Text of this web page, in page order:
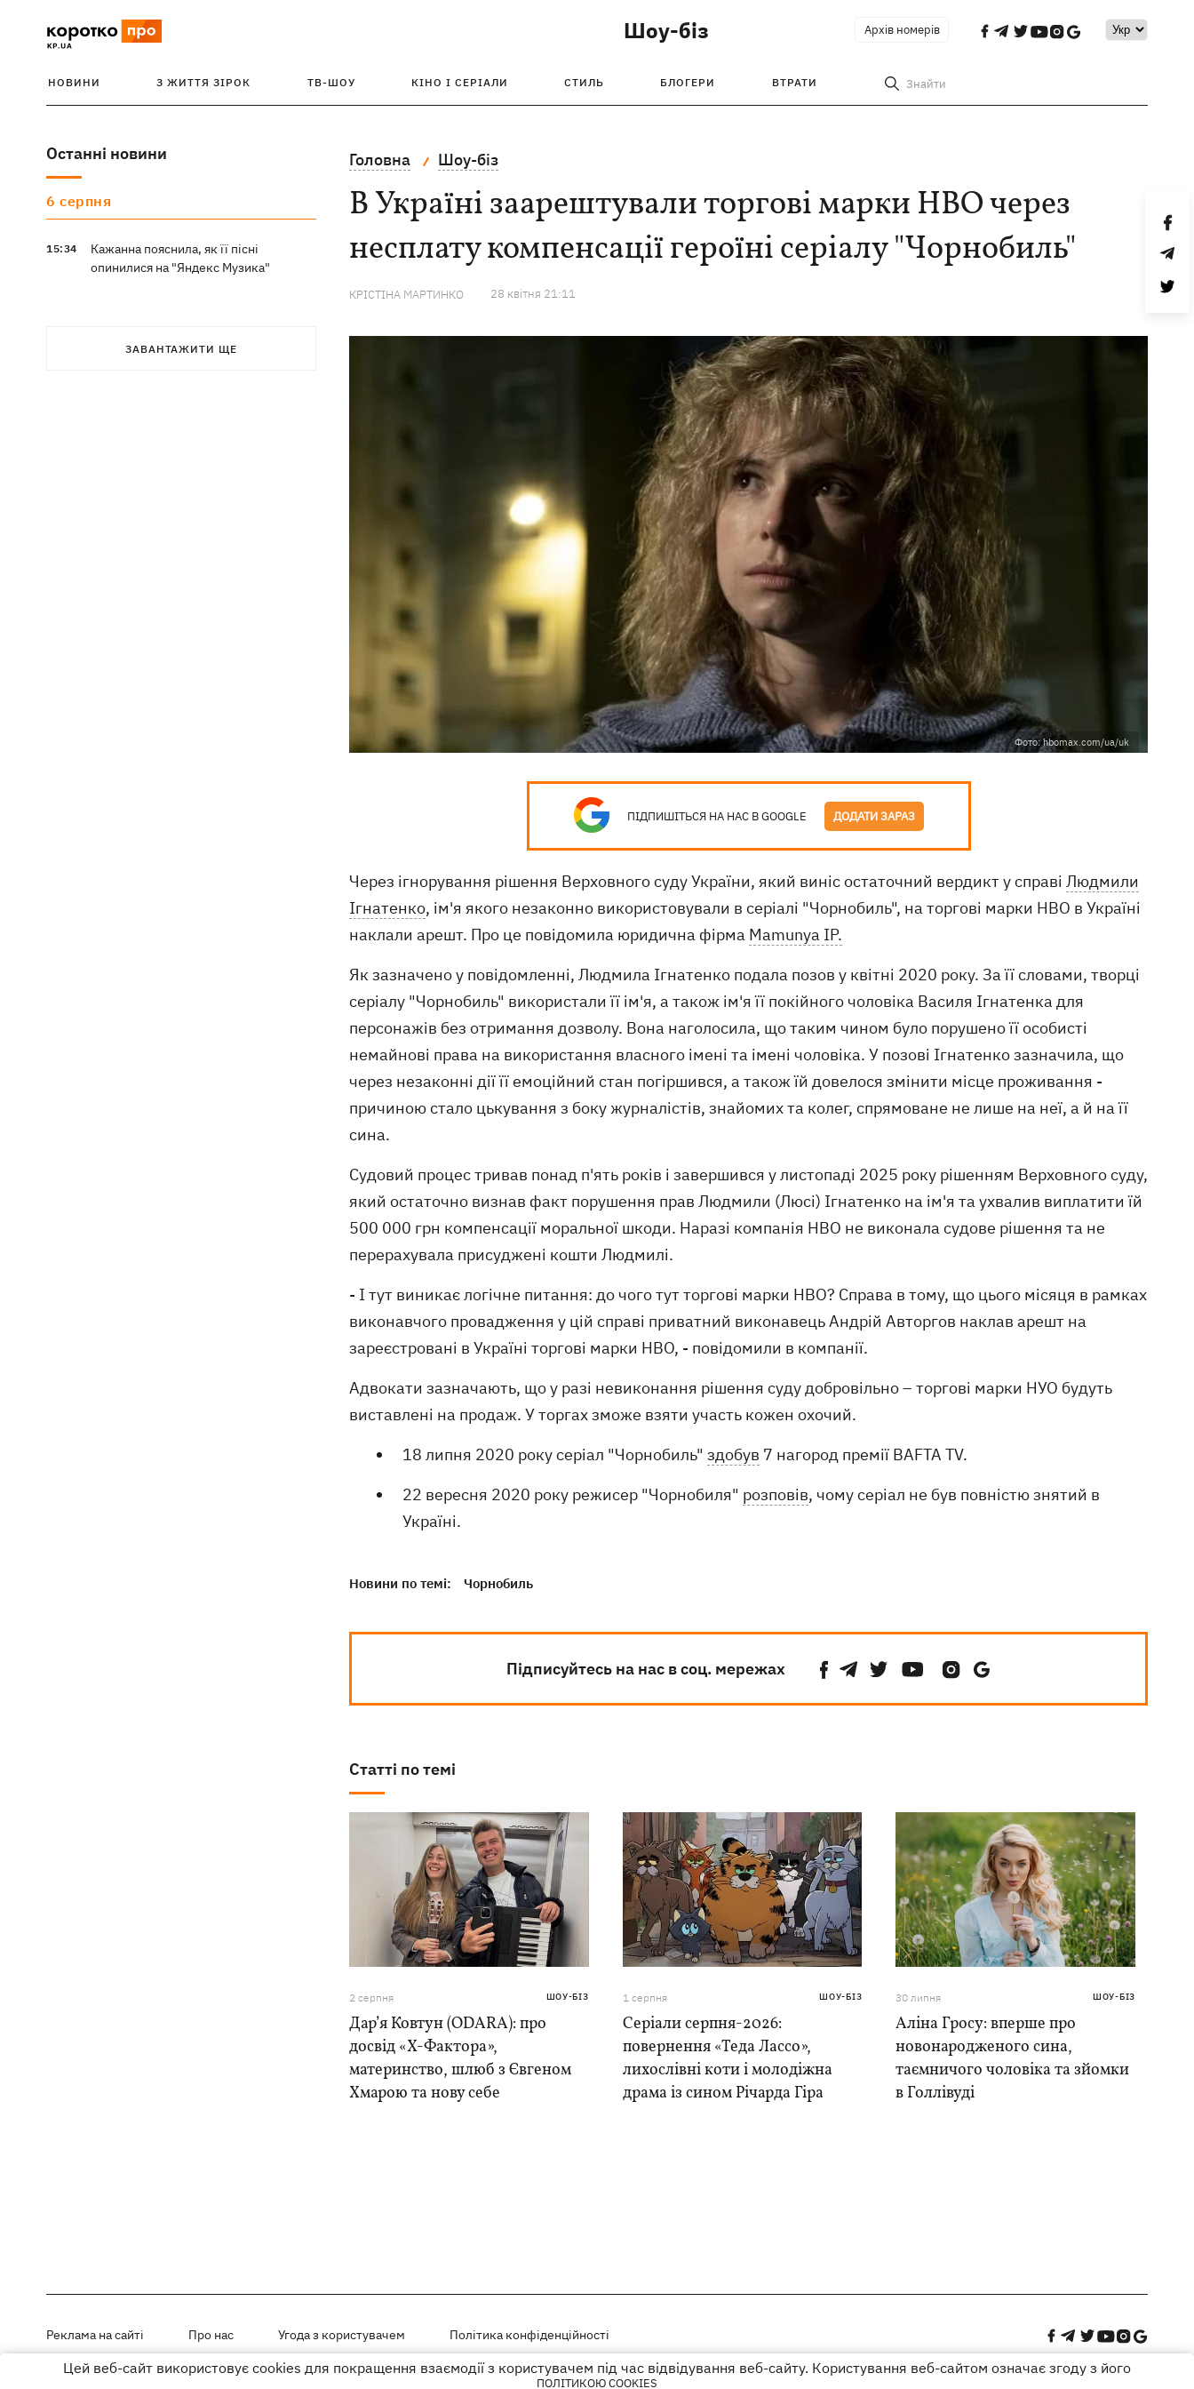
Шоу-біз Архів номерів
НОВИНИ З ЖИТТЯ ЗІРОК ТВ-ШОУ КІНО І СЕРІАЛИ СТИЛЬ БЛОГЕРИ ВТРАТИ Знайти
Останні новини
6 серпня
15:34
Кажанна пояснила, як її пісні
опинилися на "Яндекс Музика"
ЗАВАНТАЖИТИ ЩЕ
Головна Шоу-біз
В Україні заарештували торгові марки HBO через
несплату компенсації героїні серіалу "Чорнобиль"
КРІСТІНА МАРТИНКО 28 квiтня 21:11
Фото: hbomax.com/ua/uk
ПІДПИШІТЬСЯ НА НАС В GOOGLE ДОДАТИ ЗАРАЗ
Через ігнорування рішення Верховного суду України, який виніс остаточний вердикт у справі Людмили
Ігнатенко, ім'я якого незаконно використовували в серіалі "Чорнобиль", на торгові марки HBO в Україні
наклали арешт. Про це повідомила юридична фірма Mamunya ІР.
Як зазначено у повідомленні, Людмила Ігнатенко подала позов у ​​квітні 2020 року. За її словами, творці
серіалу "Чорнобиль" використали її ім'я, а також ім'я її покійного чоловіка Василя Ігнатенка для
персонажів без отримання дозволу. Вона наголосила, що таким чином було порушено її особисті
немайнові права на використання власного імені та імені чоловіка. У позові Ігнатенко зазначила, що
через незаконні дії її емоційний стан погіршився, а також їй довелося змінити місце проживання -
причиною стало цькування з боку журналістів, знайомих та колег, спрямоване не лише на неї, а й на її
сина.
Судовий процес тривав понад п'ять років і завершився у листопаді 2025 року рішенням Верховного суду,
який остаточно визнав факт порушення прав Людмили (Люсі) Ігнатенко на ім'я та ухвалив виплатити їй
500 000 грн компенсації моральної шкоди. Наразі компанія HBO не виконала судове рішення та не
перерахувала присуджені кошти Людмилі.
- І тут виникає логічне питання: до чого тут торгові марки HBO? Справа в тому, що цього місяця в рамках
виконавчого провадження у цій справі приватний виконавець Андрій Авторгов наклав арешт на
зареєстровані в Україні торгові марки HBO, - повідомили в компанії.
Адвокати зазначають, що у разі невиконання рішення суду добровільно – торгові марки НУО будуть
виставлені на продаж. У торгах зможе взяти участь кожен охочий.
18 липня 2020 року серіал "Чорнобиль" здобув 7 нагород премії BAFTA TV.
22 вересня 2020 року режисер "Чорнобиля" розповів, чому серіал не був повністю знятий в
Україні.
Новини по темі: Чорнобиль
Підписуйтесь на нас в соц. мережах
Статті по темі
2 серпня ШОУ-БІЗ
Дар’я Ковтун (ODARA): про
досвід «Х-Фактора»,
материнство, шлюб з Євгеном
Хмарою та нову себе
1 серпня ШОУ-БІЗ
Серіали серпня-2026:
повернення «Теда Лассо»,
лихослівні коти і молодіжна
драма із сином Річарда Гіра
30 липня ШОУ-БІЗ
Аліна Гросу: вперше про
новонародженого сина,
таємничого чоловіка та зйомки
в Голлівуді
Реклама на сайті Про нас Угода з користувачем Політика конфіденційності
Матеріали під рубриками «Новини компанії», «PR» і «Факт» розміщені на правах реклами
Цей веб-сайт використовує cookies для покращення взаємодії з користувачем під час відвідування веб-сайту. Користування веб-сайтом означає згоду з його
ПОЛІТИКОЮ COOKIES